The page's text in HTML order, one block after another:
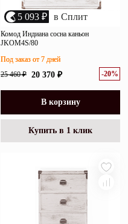
5 093 ₽ в Сплит
Комод Индиана сосна каньон
JKOM4S/80
25 460 ₽ 20 370 ₽ -20%
Под заказ от 7 дней
В корзину
Купить в 1 клик